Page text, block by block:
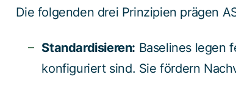
Die folgenden drei Prinzipien prägen
Standardisieren: Baselines legen
konfiguriert sind. Sie fördern